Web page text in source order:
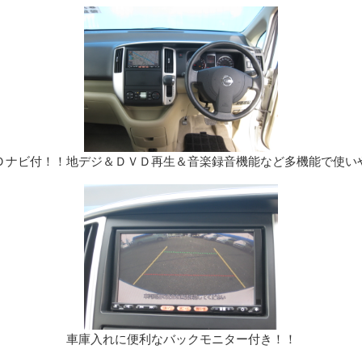
ナビ付！！地デジ＆ＤＶＤ再生＆音楽録音機能など多機能で使い
車庫入れに便利なバックモニター付き！！